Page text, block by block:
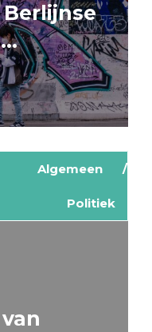
Algemeen
Politiek